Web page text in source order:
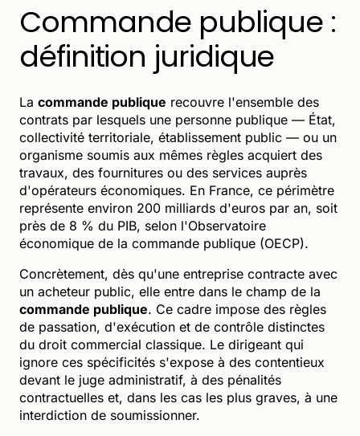
Commande publique :
définition juridique
La commande publique recouvre l'ensemble des
contrats par lesquels une personne publique — État,
collectivité territoriale, établissement public — ou un
organisme soumis aux mêmes règles acquiert des
travaux, des fournitures ou des services auprès
d'opérateurs économiques. En France, ce périmètre
représente environ 200 milliards d'euros par an, soit
près de 8 % du PIB, selon l'Observatoire
économique de la commande publique (OECP).
Concrètement, dès qu'une entreprise contracte avec
un acheteur public, elle entre dans le champ de la
commande publique. Ce cadre impose des règles
de passation, d'exécution et de contrôle distinctes
du droit commercial classique. Le dirigeant qui
ignore ces spécificités s'expose à des contentieux
devant le juge administratif, à des pénalités
contractuelles et, dans les cas les plus graves, à une
interdiction de soumissionner.